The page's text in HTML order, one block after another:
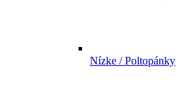
Nízke / Poltopánky